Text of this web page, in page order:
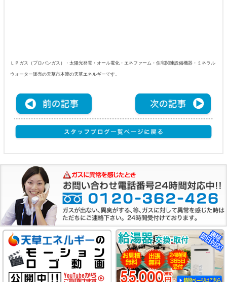
ＬＰガス（プロパンガス）・太陽光発電・オール電化・エネファーム・住宅関連設備機器・ミネラル
ウォーター販売の天草市本渡の天草エネルギーです。